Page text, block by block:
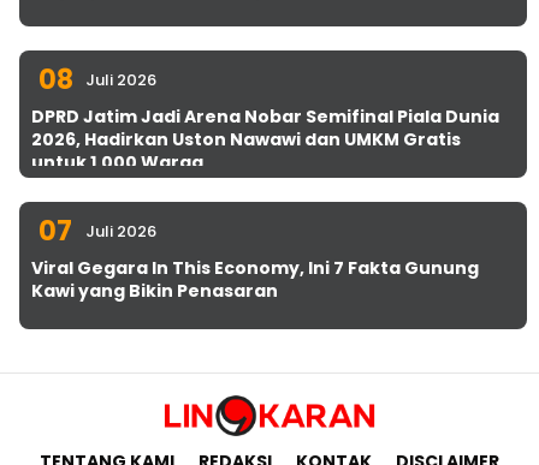
08 Juli 2026
DPRD Jatim Jadi Arena Nobar Semifinal Piala Dunia
2026, Hadirkan Uston Nawawi dan UMKM Gratis
untuk 1.000 Warga
07 Juli 2026
Viral Gegara In This Economy, Ini 7 Fakta Gunung
Kawi yang Bikin Penasaran